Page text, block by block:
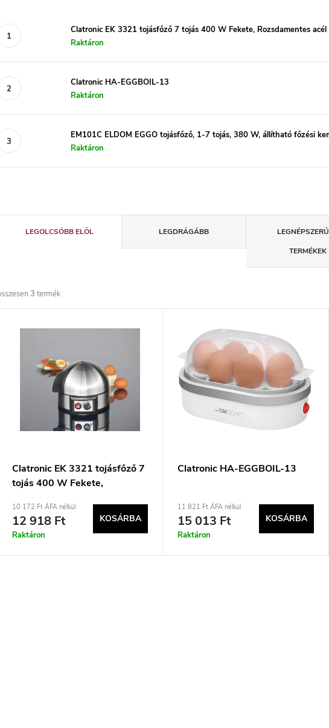
Clatronic EK 3321 tojásfőző 7 tojás 400 W Fekete, Rozsdamentes acél
Raktáron
Clatronic HA-EGGBOIL-13
Raktáron
EM101C ELDOM EGGO tojásfőző, 1-7 tojás, 380 W, állítható főzési
Raktáron
LEGOLCSÓBB ELÖL LEGDRÁGÁBB
TERMÉKEK
3 termék
Clatronic EK 3321 tojásfőző 7
tojás 400 W Fekete,
10 172 Ft ÁFA nélkül
12 918 Ft
Raktáron
KOSÁRBA
Clatronic HA-EGGBOIL-13
11 821 Ft ÁFA nélkül
15 013 Ft
Raktáron
KOSÁRBA